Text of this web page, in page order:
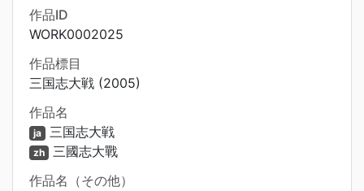
作品ID
WORK0002025
作品標目
三国志大戦 (2005)
作品名
ja 三国志大戦
zh 三國志大戰
作品名（その他）